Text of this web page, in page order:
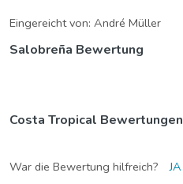
Eingereicht von: André Müller
Salobreña Bewertung
Costa Tropical Bewertungen
War die Bewertung hilfreich? JA